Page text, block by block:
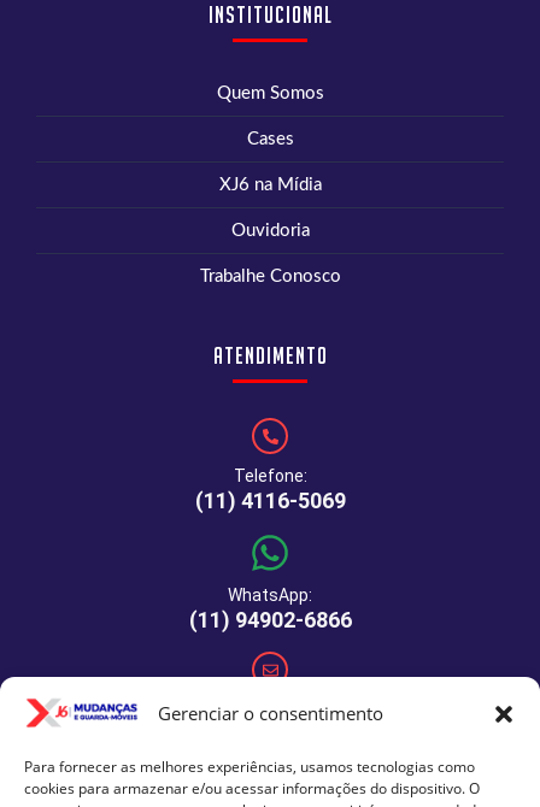
Gerenciar o consentimento
Para fornecer as melhores experiências, usamos tecnologias como
cookies para armazenar e/ou acessar informações do dispositivo. O
Institucional
Quem Somos
Cases
XJ6 na Mídia
Ouvidoria
Trabalhe Conosco
Atendimento
Telefone:
(11) 4116-5069
WhatsApp:
(11) 94902-6866
E-mail: